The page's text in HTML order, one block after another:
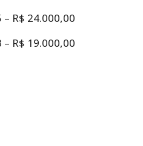
R$ 24.000,00
R$ 19.000,00